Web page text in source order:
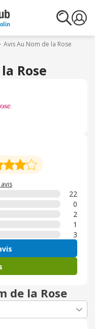
Avis Au Nom de la Rose
Rose
22
0
2
1
3
de la Rose